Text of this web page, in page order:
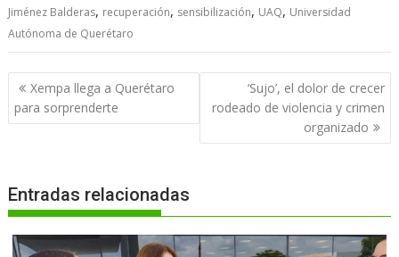
Jiménez Balderas, recuperación, sensibilización, UAQ, Universidad
Autónoma de Querétaro
Navegación
de
entradas
Xempa llega a Querétaro
para sorprenderte
‘Sujo’, el dolor de crecer
rodeado de violencia y crimen
organizado
Entradas relacionadas